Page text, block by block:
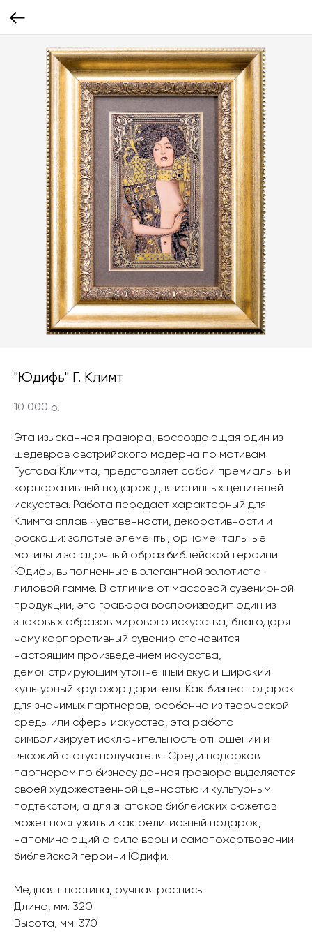
"Юдифь" Г. Климт
10 000 р.
Эта изысканная гравюра, воссоздающая один из
шедевров австрийского модерна по мотивам
Густава Климта, представляет собой премиальный
корпоративный подарок для истинных ценителей
искусства. Работа передает характерный для
Климта сплав чувственности, декоративности и
роскоши: золотые элементы, орнаментальные
мотивы и загадочный образ библейской героини
Юдифь, выполненные в элегантной золотисто-
лиловой гамме. В отличие от массовой сувенирной
продукции, эта гравюра воспроизводит один из
знаковых образов мирового искусства, благодаря
чему корпоративный сувенир становится
настоящим произведением искусства,
демонстрирующим утонченный вкус и широкий
культурный кругозор дарителя. Как бизнес подарок
для значимых партнеров, особенно из творческой
среды или сферы искусства, эта работа
символизирует исключительность отношений и
высокий статус получателя. Среди подарков
партнерам по бизнесу данная гравюра выделяется
своей художественной ценностью и культурным
подтекстом, а для знатоков библейских сюжетов
может послужить и как религиозный подарок,
напоминающий о силе веры и самопожертвовании
библейской героини Юдифи.
Медная пластина, ручная роспись.
Длина, мм: 320
Высота, мм: 370